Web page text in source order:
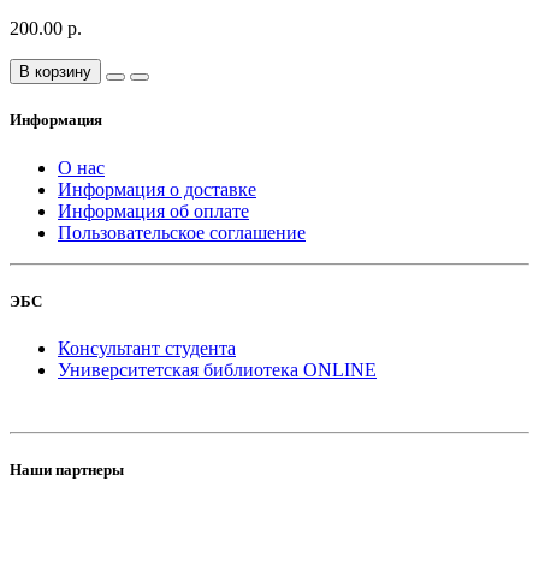
200.00 р.
В корзину
Информация
О нас
Информация о доставке
Информация об оплате
Пользовательское соглашение
ЭБС
Консультант студента
Университетская библиотека ONLINE
Наши партнеры